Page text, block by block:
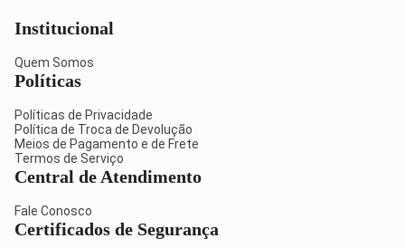
Institucional
Quem Somos
Políticas
Políticas de Privacidade
Política de Troca de Devolução
Meios de Pagamento e de Frete
Termos de Serviço
Central de Atendimento
Fale Conosco
Certificados de Segurança